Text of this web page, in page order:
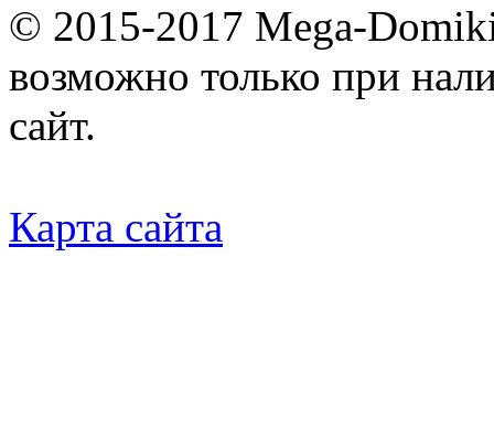
© 2015-2017 Mega-
возможно только при
сайт.
Карта сайта